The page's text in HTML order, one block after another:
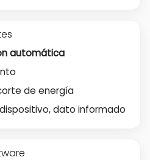
automática
de energía
dato informado